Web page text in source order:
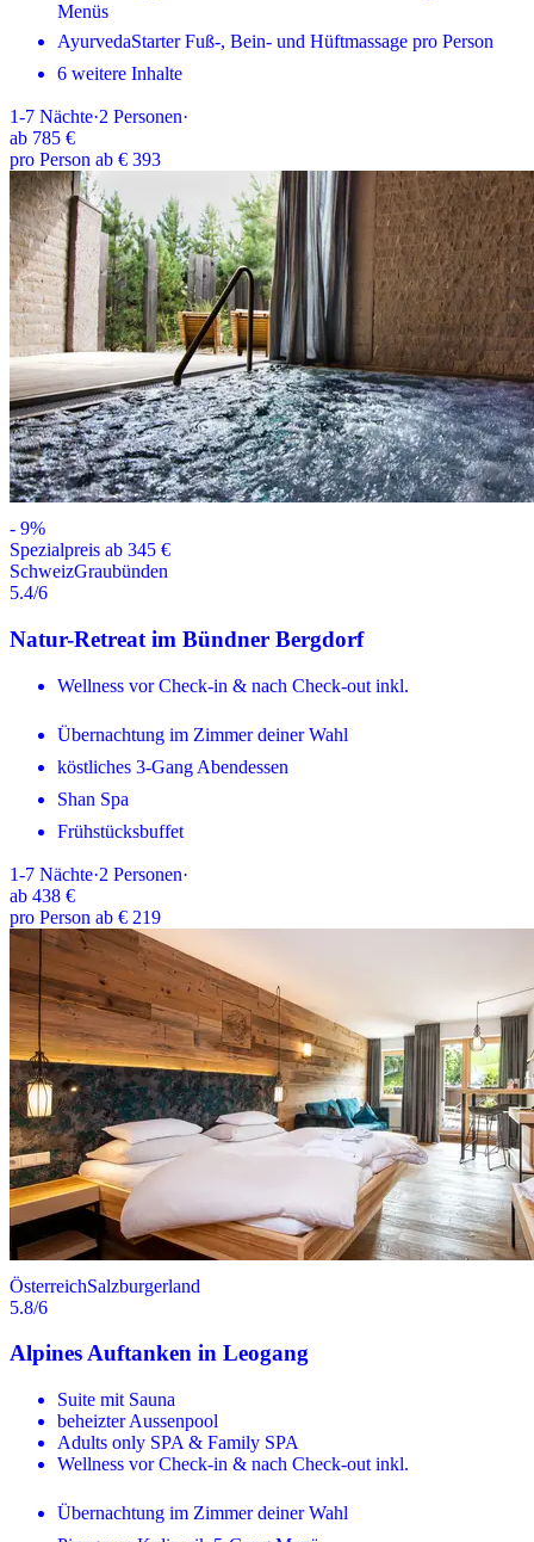
Menüs
AyurvedaStarter Fuß-, Bein- und Hüftmassage pro Person
6 weitere Inhalte
1-7 Nächte·2 Personen·
ab 785 €
pro Person ab € 393
- 9%
Spezialpreis ab 345 €
SchweizGraubünden
5.4/6
Natur-Retreat im Bündner Bergdorf
Wellness vor Check-in & nach Check-out inkl.
Übernachtung im Zimmer deiner Wahl
köstliches 3-Gang Abendessen
Shan Spa
Frühstücksbuffet
1-7 Nächte·2 Personen·
ab 438 €
pro Person ab € 219
ÖsterreichSalzburgerland
5.8/6
Alpines Auftanken in Leogang
Suite mit Sauna
beheizter Aussenpool
Adults only SPA & Family SPA
Wellness vor Check-in & nach Check-out inkl.
Übernachtung im Zimmer deiner Wahl